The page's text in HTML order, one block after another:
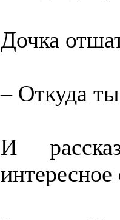
Дочка
– Откуда
И